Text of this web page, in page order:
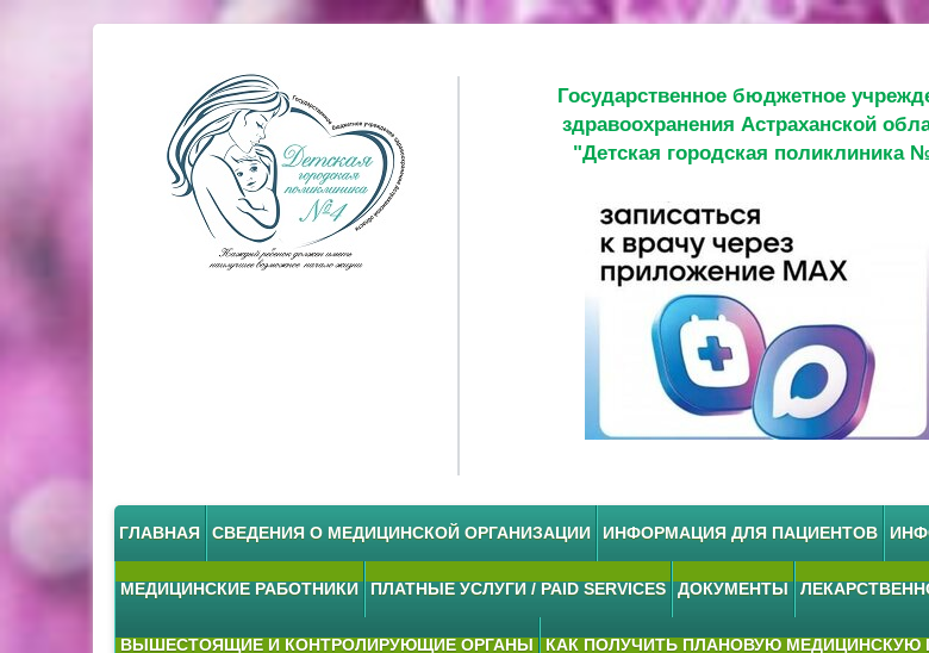
Государственное бюджетное
здравоохранения Астраханской
"Детская городская поликлиника
ГЛАВНАЯ СВЕДЕНИЯ О МЕДИЦИНСКОЙ ОРГАНИЗАЦИИ ИНФОРМАЦИЯ ДЛЯ ПАЦИЕНТОВ
МЕДИЦИНСКИЕ РАБОТНИКИ ПЛАТНЫЕ УСЛУГИ / PAID SERVICES ДОКУМЕНТЫ
ВЫШЕСТОЯЩИЕ И КОНТРОЛИРУЮЩИЕ ОРГАНЫ КАК ПОЛУЧИТЬ ПЛАНОВУЮ